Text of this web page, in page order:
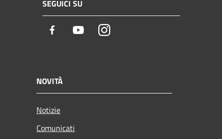
SEGUICI SU
Facebook YoutubeInstagram
NOVITÀ
Notizie
Comunicati